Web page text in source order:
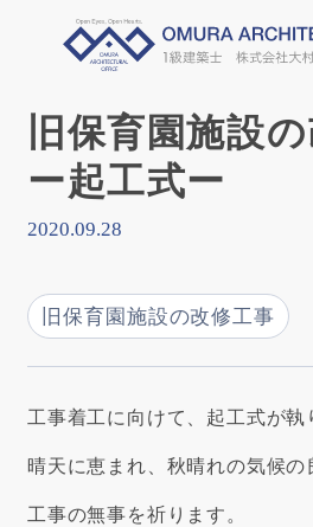
旧保育園施設
ー起工式ー
2020.09.28
旧保育園施設の改修工事
工事着工に向けて、起工式が執
晴天に恵まれ、秋晴れの気候の
工事の無事を祈ります。